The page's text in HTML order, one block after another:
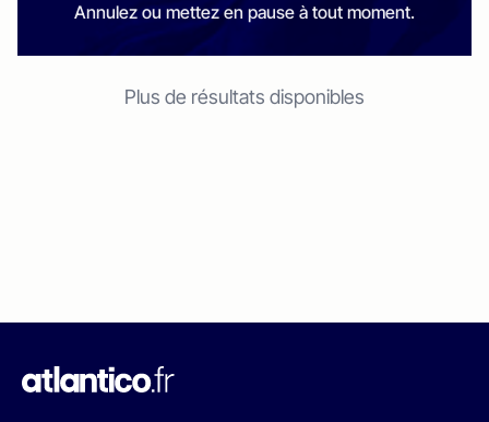
Annulez ou mettez en pause à tout moment.
Plus de résultats disponibles